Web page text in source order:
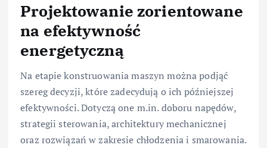
Projektowanie zorientowane
na efektywność
energetyczną
Na etapie konstruowania maszyn można podjąć
szereg decyzji, które zadecydują o ich późniejszej
efektywności. Dotyczą one m.in. doboru napędów,
strategii sterowania, architektury mechanicznej
oraz rozwiązań w zakresie chłodzenia i smarowania.